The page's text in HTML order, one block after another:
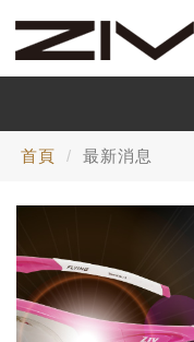
首頁 最新消息